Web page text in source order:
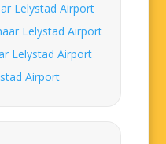
Lelystad Airport
Lelystad Airport
Lelystad Airport
Airport